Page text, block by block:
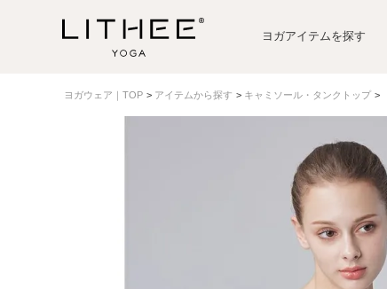
ヨガアイテムを探す
ヨガウェア｜TOP アイテムから探す キャミソール・タンクトップ